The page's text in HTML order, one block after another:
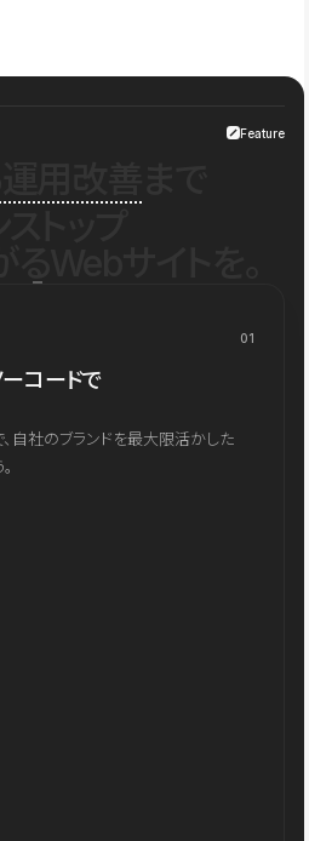
Feature
01
コードで
自社のブランドを最大限活かした